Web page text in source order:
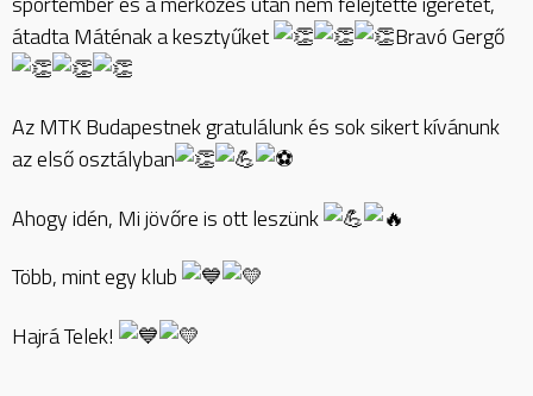
átadta Máténak a kesztyűket
Bravó Gergő
Az MTK Budapestnek gratulálunk és sok sikert kívánunk
az első osztályban
Ahogy idén, Mi jövőre is ott leszünk
Több, mint egy klub
Hajrá Telek!